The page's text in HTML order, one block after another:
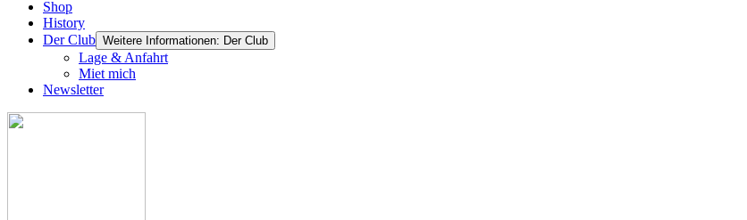
Shop
History
Der Club Weitere Informationen: Der Club
Lage & Anfahrt
Miet mich
Newsletter